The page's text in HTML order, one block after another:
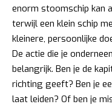
enorm stoomschip kan
terwijl een klein schip
kleinere, persoonlijke
De actie die je
belangrijk. Ben je de
richting geeft? Ben je
laat leiden? Of ben je